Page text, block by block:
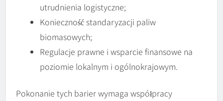
utrudnienia logistyczne;
Konieczność standaryzacji paliw
biomasowych;
Regulacje prawne i wsparcie finansowe na
poziomie lokalnym i ogólnokrajowym.
Pokonanie tych barier wymaga współpracy